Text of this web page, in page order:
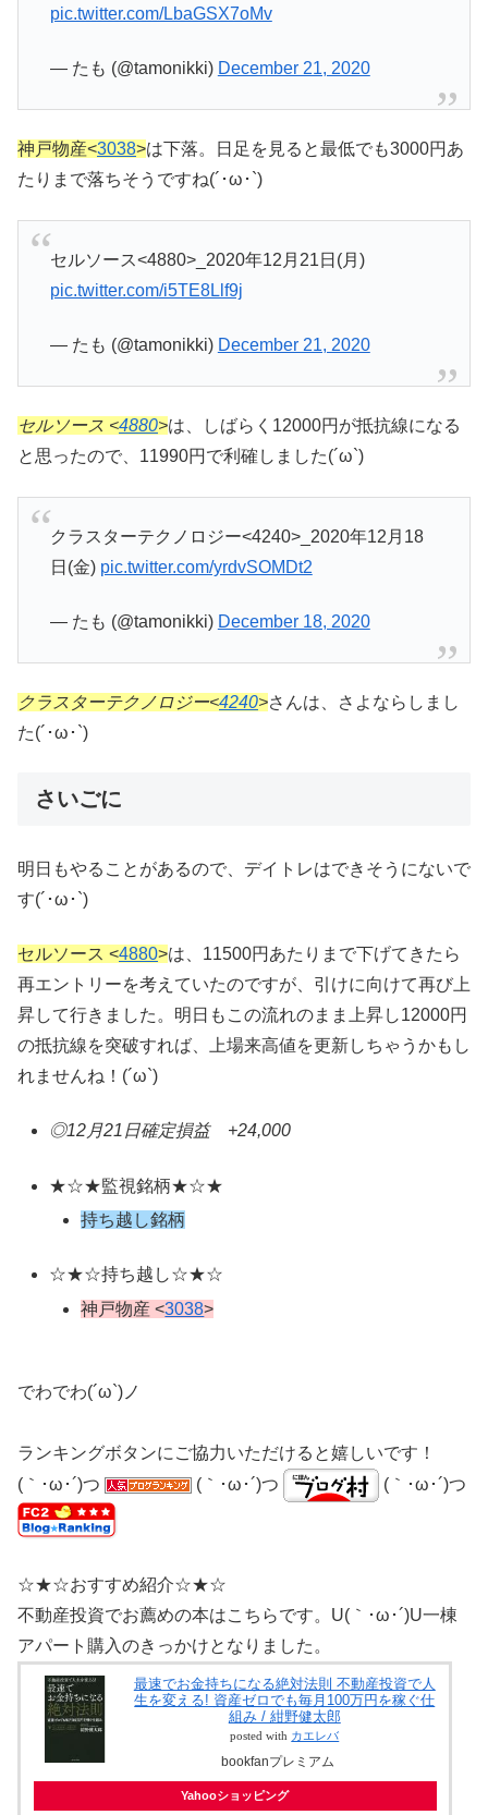
pic.twitter.com/LbaGSX7oMv
— たも (@tamonikki) December 21, 2020
神戸物産<3038>は下落。日足を見ると最低でも3000円あ
たりまで落ちそうですね(´･ω･`)
セルソース<4880>_2020年12月21日(月)
pic.twitter.com/i5TE8Llf9j
— たも (@tamonikki) December 21, 2020
セルソース <4880>は、しばらく12000円が抵抗線になる
と思ったので、11990円で利確しました(´ω`)
クラスターテクノロジー<4240>_2020年12月18
日(金) pic.twitter.com/yrdvSOMDt2
— たも (@tamonikki) December 18, 2020
クラスターテクノロジー<4240>さんは、さよならしまし
た(´･ω･`)
さいごに
明日もやることがあるので、デイトレはできそうにないで
す(´･ω･`)
セルソース <4880>は、11500円あたりまで下げてきたら
再エントリーを考えていたのですが、引けに向けて再び上
昇して行きました。明日もこの流れのまま上昇し12000円
の抵抗線を突破すれば、上場来高値を更新しちゃうかもし
れませんね！(´ω`)
◎12月21日確定損益 +24,000
★☆★監視銘柄★☆★
持ち越し銘柄
☆★☆持ち越し☆★☆
神戸物産 <3038>
でわでわ(´ω`)ノ
ランキングボタンにご協力いただけると嬉しいです！
(｀･ω･´)つ
(｀･ω･´)つ (｀･ω･´)つ
☆★☆おすすめ紹介☆★☆
不動産投資でお薦めの本はこちらです。U(｀･ω･´)U一棟
アパート購入のきっかけとなりました。
最速でお金持ちになる絶対法則 不動産投資で人
生を変える! 資産ゼロでも毎月100万円を稼ぐ仕
組み / 紺野健太郎
posted with カエレバ
bookfanプレミアム
Yahooショッピング